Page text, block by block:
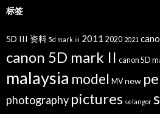
标签
5D III 资料 5d mark iii 2011 2020 2021
canon 5D mark II canon 5D
malaysia model MV new
photography pictures selangor